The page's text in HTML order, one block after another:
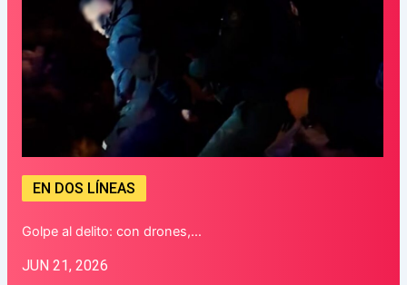
EN DOS LÍNEAS
Golpe al delito: con drones,…
JUN 21, 2026